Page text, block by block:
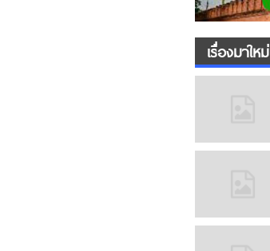
เรื่องมาใหม่